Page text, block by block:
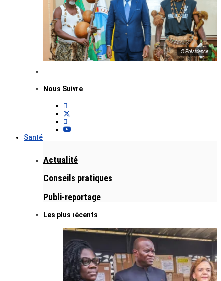
© Présidence
Nous Suivre
Santé
Actualité
Conseils pratiques
Publi-reportage
Les plus récents